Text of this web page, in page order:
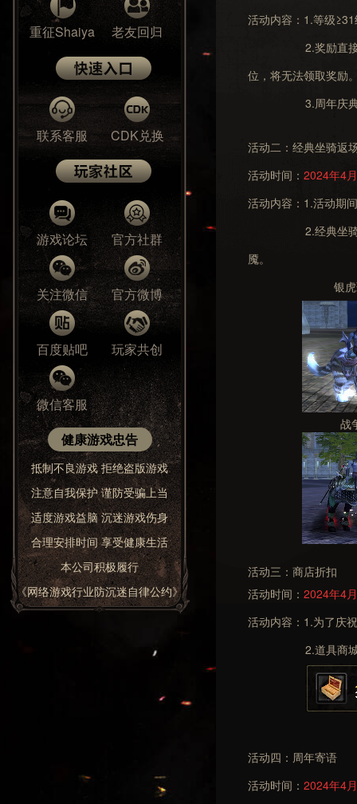
重征Shaiya 老友回归
联系客服 CDK兑换
游戏论坛 官方社群
关注微信 官方微博
百度贴吧 玩家共创
微信客服
健康游戏忠告
抵制不良游戏 拒绝盗版游戏
注意自我保护 谨防受骗上当
适度游戏益脑 沉迷游戏伤身
合理安排时间 享受健康生活
本公司积极履行
《网络游戏行业防沉迷自律公约》
活动内容：1.等级
2.奖励直接发放至
位，将无法领取奖励
3.周年庆典礼盒
活动二：经典坐骑返
活动时间： 2024年4
活动内容：1.活动期
2.经典坐骑自选礼
魇。
银
战
活动三：商店折扣
活动时间： 2024年4
活动内容：1.为了庆
2.道具商城中名
活动四：周年寄语
活动时间： 2024年4